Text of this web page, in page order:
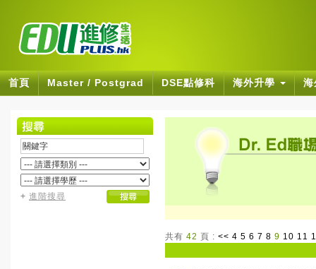
首頁 Master / Postgrad DSE點修科 海外升學
+ 進階搜尋
共有 42 頁 : << 4 5 6 7 8 9 10 11